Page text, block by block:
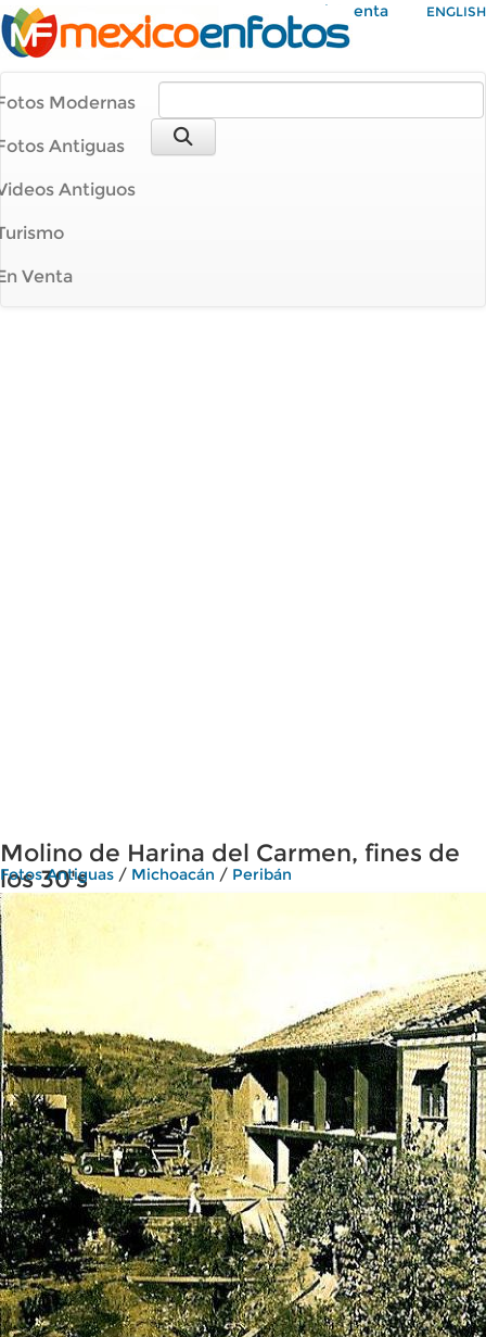
Mi Cuenta ENGLISH
Modernas
Antiguas
Antiguos
Venta
Molino de Harina del Carmen, fines de
los 30's
Fotos Antiguas / Michoacán / Peribán